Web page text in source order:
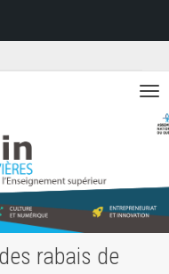
Activer/
rabais de